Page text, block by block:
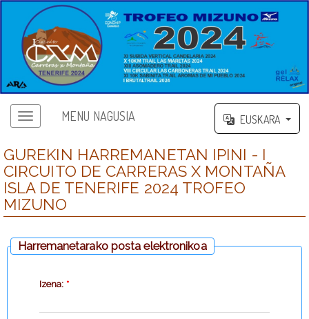
MENU NAGUSIA EUSKARA
GUREKIN HARREMANETAN IPINI - I
CIRCUITO DE CARRERAS X MONTAÑA
ISLA DE TENERIFE 2024 TROFEO
MIZUNO
Harremanetarako posta elektronikoa
Izena: *